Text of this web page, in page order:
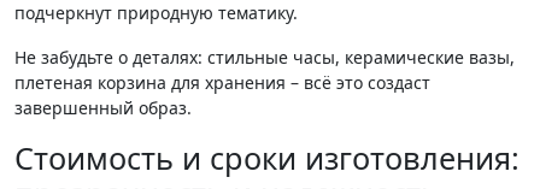
подчеркнут природную тематику.
Не забудьте о деталях: стильные часы, керамические вазы,
плетеная корзина для хранения – всё это создаст
завершенный образ.
Стоимость и сроки изготовления: